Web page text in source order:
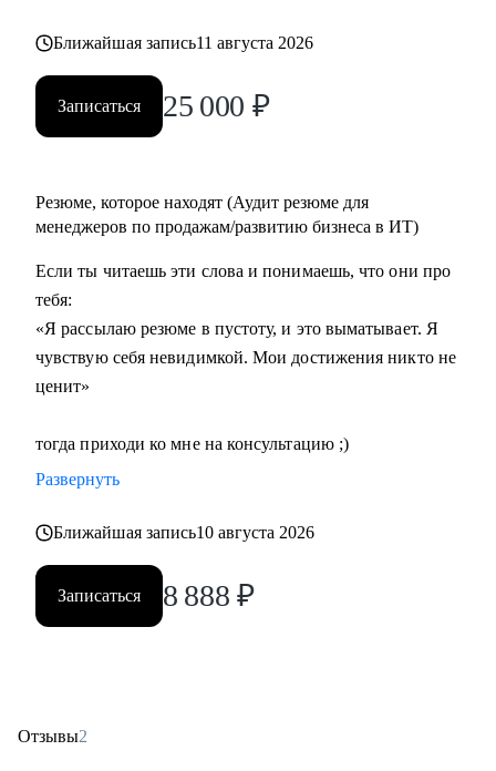
Ближайшая запись11 августа 2026
Записаться 25 000 ₽
Резюме, которое находят (Аудит резюме для
менеджеров по продажам/развитию бизнеса в ИТ)
Если ты читаешь эти слова и понимаешь, что они про
тебя:
«Я рассылаю резюме в пустоту, и это выматывает. Я
чувствую себя невидимкой. Мои достижения никто не
ценит»
тогда приходи ко мне на консультацию ;)
Развернуть
Ближайшая запись10 августа 2026
Записаться 8 888 ₽
Отзывы2